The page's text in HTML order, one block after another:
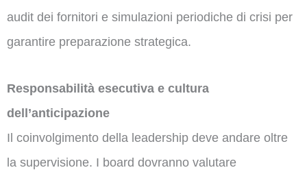
audit dei fornitori e simulazioni periodiche di crisi per
garantire preparazione strategica.
Responsabilità esecutiva e cultura
dell’anticipazione
Il coinvolgimento della leadership deve andare oltre
la supervisione. I board dovranno valutare